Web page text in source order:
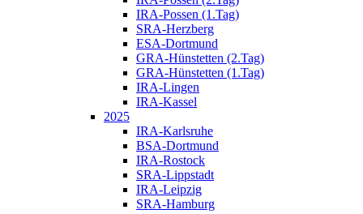
IRA-Possen (1.Tag)
SRA-Herzberg
ESA-Dortmund
GRA-Hünstetten (2.Tag)
GRA-Hünstetten (1.Tag)
IRA-Lingen
IRA-Kassel
2025
IRA-Karlsruhe
BSA-Dortmund
IRA-Rostock
SRA-Lippstadt
IRA-Leipzig
SRA-Hamburg